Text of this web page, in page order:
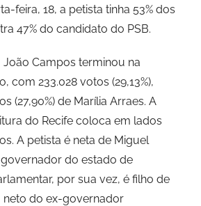
feira, 18, a petista tinha 53% dos
47% do candidato do PSB.
Campos terminou na
com 233.028 votos (29,13%),
(27,90%) de Marília Arraes. A
do Recife coloca em lados
A petista é neta de Miguel
do estado de
por sua vez, é filho de
neto do ex-governador